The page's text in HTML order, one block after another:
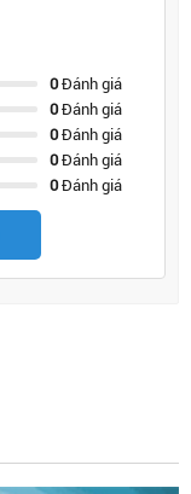
0Đánh giá
0Đánh giá
0Đánh giá
0Đánh giá
0Đánh giá